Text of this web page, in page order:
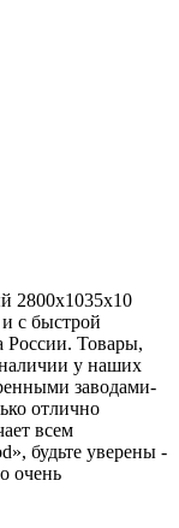
2800х1035х10
с быстрой
России. Товары,
наличии у наших
заводами-
отлично
всем
будьте уверены -
очень